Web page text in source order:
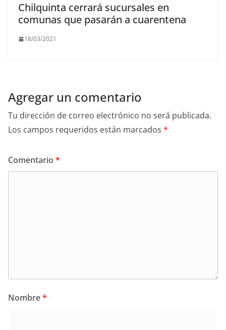
Chilquinta cerrará sucursales en
comunas que pasarán a cuarentena
18/03/2021
Agregar un comentario
Tu dirección de correo electrónico no será publicada.
Los campos requeridos están marcados *
Comentario *
Nombre*